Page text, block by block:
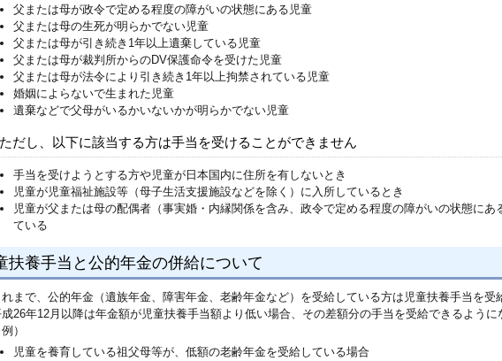
父または母が政令で定める程度の障がいの状態にある児童
父または母の生死が明らかでない児童
父または母が引き続き1年以上遺棄している児童
父または母が裁判所からのDV保護命令を受けた児童
父または母が法令により引き続き1年以上拘禁されている児童
婚姻によらないで生まれた児童
遺棄などで父母がいるかいないかが明らかでない児童
ただし、以下に該当する方は手当を受けることができません
手当を受けようとする方や児童が日本国内に住所を有しないとき
児童が児童福祉施設等（母子生活支援施設などを除く）に入所しているとき
児童が父または母の配偶者（事実婚・内縁関係を含み、政令で定める程度の障がいの状態にあ
ている
扶養手当と公的年金の併給について
まで、公的年金（遺族年金、障害年金、老齢年金など）を受給している方は児童扶養手当を受
26年12月以降は年金額が児童扶養手当額より低い場合、その差額分の手当を受給できるように
）
児童を養育している祖父母等が、低額の老齢年金を受給している場合